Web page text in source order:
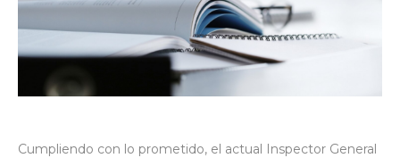
Cumpliendo con lo prometido, el actual Inspector General